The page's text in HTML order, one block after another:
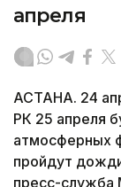
апреля
АСТАНА. 24
РК 25 апреля
атмосферных
пройдут
пресс-служба